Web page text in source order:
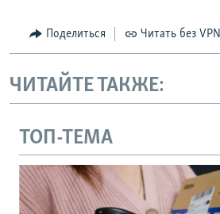
Поделиться Читать без VPN
ЧИТАЙТЕ ТАКЖЕ:
ТОП-ТЕМА